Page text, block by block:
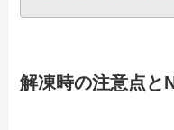
解凍時の注意点と